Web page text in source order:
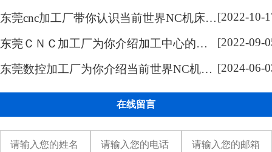
时间取决于硬化层的深度。然后将
理可以容易地获得0.005到0.015英寸
(...
东莞cnc加工厂带你认识当前世界NC机床的系统开放化研究[2022-10-
东莞ＣＮＣ加工厂为你介绍加工中心的分类 [2022-09-
东莞数控加工厂为你介绍当前世界NC机床的技术研究范围 [2024-06-
在线留言